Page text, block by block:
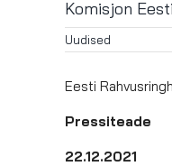
Komisjon
Uudised
Eesti
Pressiteade
22.12.2021